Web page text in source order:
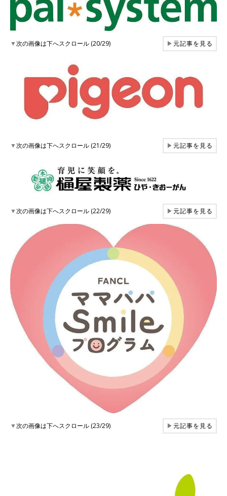
▼次の画像は下へスクロール (20/29) ▶元記事を見る
▼次の画像は下へスクロール (21/29) ▶元記事を見る
▼次の画像は下へスクロール (22/29) ▶元記事を見る
▼次の画像は下へスクロール (23/29) ▶元記事を見る